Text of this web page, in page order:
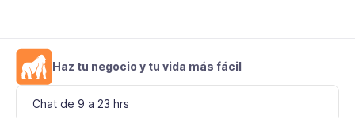
Haz tu negocio y tu vida más fácil
Chat de 9 a 23 hrs